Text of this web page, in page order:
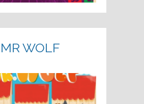
MR WOLF